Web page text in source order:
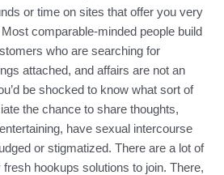
or time on sites that offer you very
comparable-minded people build
who are searching for
attached, and affairs are not an
be shocked to know what sort of
the chance to share thoughts,
have sexual intercourse
or stigmatized. There are a lot of
hookups solutions to join. There,